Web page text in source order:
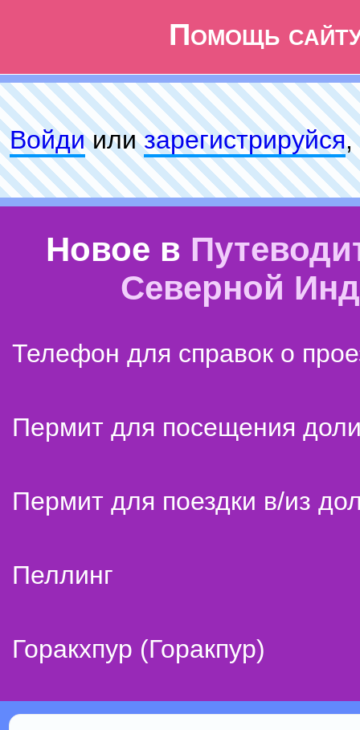
Помощь
Войдиилизарeгиcтpируйся,
Новое в
Северной
Телефон для справок о
Пермит для посещения
Пермит для поездки в/из
Пеллинг
Горакхпур (Горакпур)